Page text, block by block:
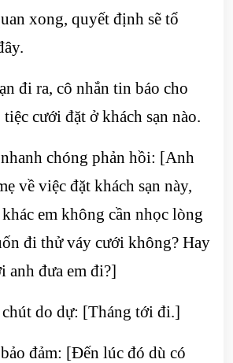
xong, quyết định sẽ tổ
đi ra, cô nhắn tin báo cho
cưới đặt ở khách sạn nào.
chóng phản hồi: [Anh
về việc đặt khách sạn này,
em không cần nhọc lòng
đi thử váy cưới không? Hay
anh đưa em đi?]
do dự: [Tháng tới đi.]
đảm: [Đến lúc đó dù có